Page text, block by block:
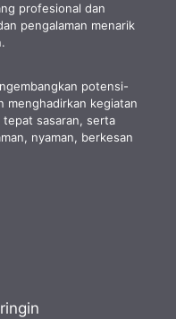
profesional dan
pengalaman menarik
potensi-
menghadirkan kegiatan
tepat sasaran, serta
nyaman, berkesan